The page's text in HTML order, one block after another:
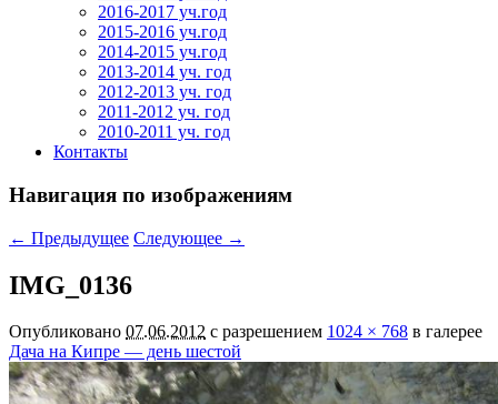
2016-2017 уч.год
2015-2016 уч.год
2014-2015 уч.год
2013-2014 уч. год
2012-2013 уч. год
2011-2012 уч. год
2010-2011 уч. год
Контакты
Навигация по изображениям
← Предыдущее Следующее →
IMG_0136
Опубликовано 07.06.2012 с разрешением 1024 × 768 в галерее
Дача на Кипре — день шестой